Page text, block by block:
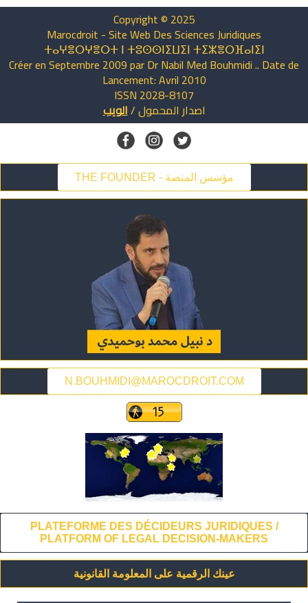
Copyright © 2025
Marocdroit - Site Web Des Sciences Juridiques
ⵜⴰⵖⴻⵔⵖⴻⵔⵜ ⵏ ⵜⵓⵙⵙⵏⵉⵡⵉⵏ ⵜⵉⵣⴻⵔⴼⴰⵏⵉⵏ
Créer en Septembre 2009 par Dr Nabil Med Bouhmidi .. Date de
Lancement: Avril 2010
ISSN 2028-8107
اصدار المحمول/الويب
THE FOUNDER - مؤسس المنصة
N.BOUHMIDI@MAROCDROIT.COM
PLATEFORME DES DÉCIDEURS JURIDIQUES /
PLATFORM OF LEGAL DECISION-MAKERS
عينك الرقمية على المعلومة القانونية